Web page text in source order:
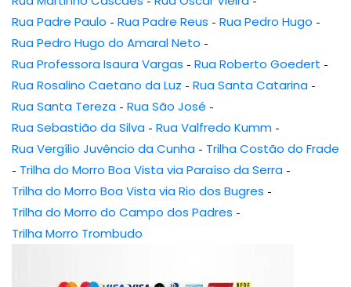
Rua Padre Paulo - Rua Padre Reus - Rua Pedro Hugo -
Rua Pedro Hugo do Amaral Neto -
Rua Professora Isaura Vargas - Rua Roberto Goedert -
Rua Rosalino Caetano da Luz - Rua Santa Catarina -
Rua Santa Tereza - Rua São José -
Rua Sebastião da Silva - Rua Valfredo Kumm -
Rua Vergílio Juvêncio da Cunha - Trilha Costão do Frade
- Trilha do Morro Boa Vista via Paraíso da Serra -
Trilha do Morro Boa Vista via Rio dos Bugres -
Trilha do Morro do Campo dos Padres -
Trilha Morro Trombudo